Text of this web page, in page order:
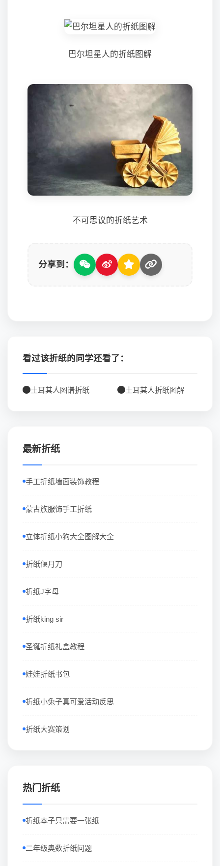
巴尔坦星人的折纸图解
不可思议的折纸艺术
分享到：
看过该折纸的同学还看了：
土耳其人图谱折纸 土耳其人折纸图解
最新折纸
手工折纸墙面装饰教程
蒙古族服饰手工折纸
立体折纸小狗大全图解大全
折纸偃月刀
折纸J字母
折纸king sir
圣诞折纸礼盒教程
娃娃折纸书包
折纸小兔子真可爱活动反思
折纸大赛策划
热门折纸
折纸本子只需要一张纸
二年级奥数折纸问题